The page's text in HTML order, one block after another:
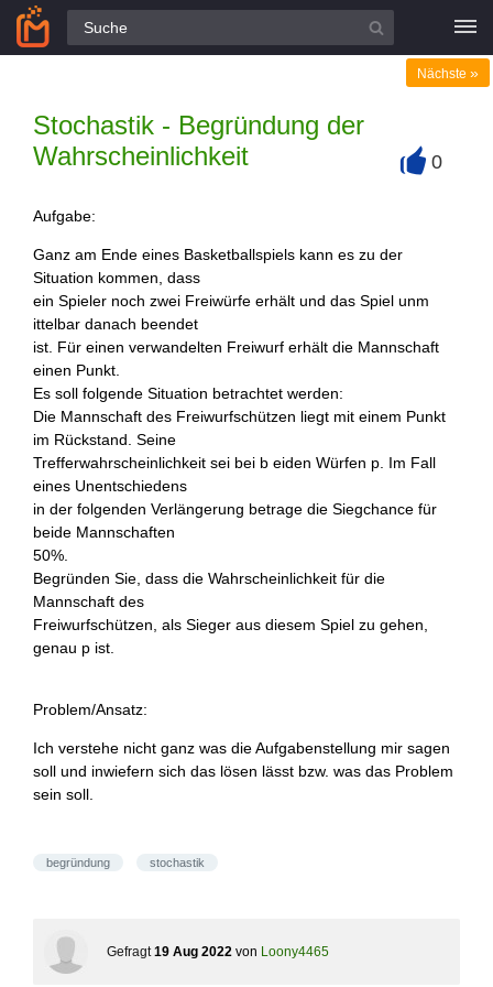
Alle Fragen
Stochastik - Begründung der
Wahrscheinlichkeit
Nächste »
0
Aufgabe:
Ganz am Ende eines Basketballspiels kann es zu der
Situation kommen, dass
ein Spieler noch zwei Freiwürfe erhält und das Spiel unm
ittelbar danach beendet
ist. Für einen verwandelten Freiwurf erhält die Mannschaft
einen Punkt.
Es soll folgende Situation betrachtet werden:
Die Mannschaft des Freiwurfschützen liegt mit einem Punkt
im Rückstand. Seine
Trefferwahrscheinlichkeit sei bei b eiden Würfen p. Im Fall
eines Unentschiedens
in der folgenden Verlängerung betrage die Siegchance für
beide Mannschaften
50%.
Begründen Sie, dass die Wahrscheinlichkeit für die
Mannschaft des
Freiwurfschützen, als Sieger aus diesem Spiel zu gehen,
genau p ist.
Problem/Ansatz:
Ich verstehe nicht ganz was die Aufgabenstellung mir sagen
soll und inwiefern sich das lösen lässt bzw. was das Problem
sein soll.
begründung stochastik
Gefragt 19 Aug 2022 von Loony4465